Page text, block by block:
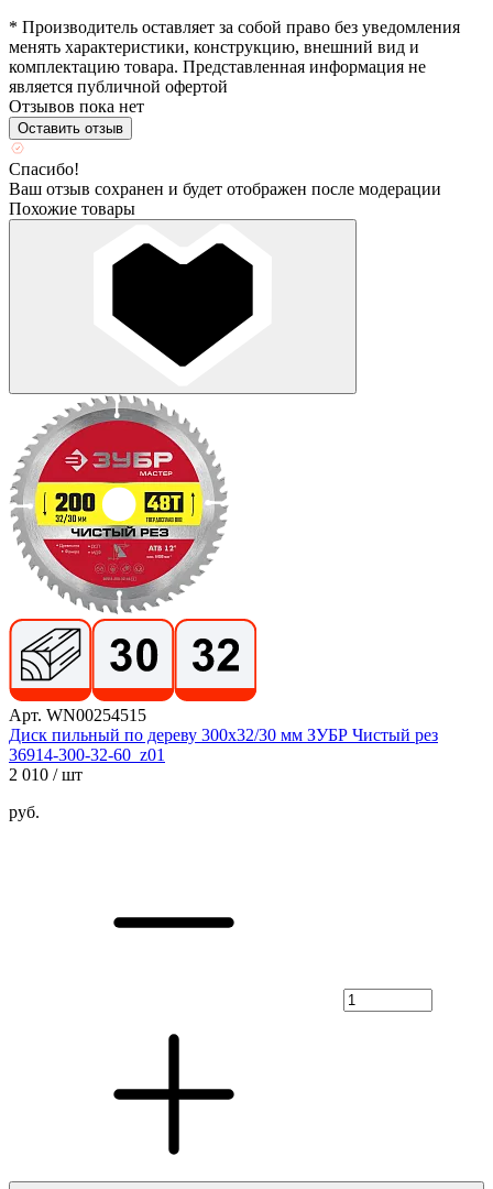
* Производитель оставляет за собой право без уведомления
менять характеристики, конструкцию, внешний вид и
комплектацию товара. Представленная информация не
является публичной офертой
Отзывов пока нет
Оставить отзыв
Спасибо!
Ваш отзыв сохранен и будет отображен после модерации
Похожие товары
Арт. WN00254515
Диск пильный по дереву 300х32/30 мм ЗУБР Чистый рез
36914-300-32-60_z01
2 010 / шт
руб.